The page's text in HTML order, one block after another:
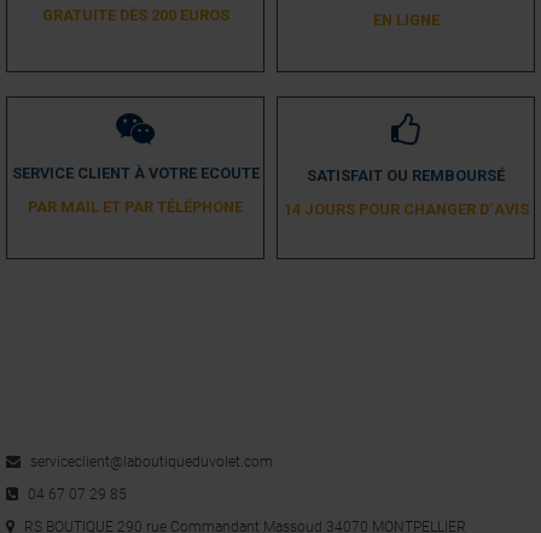
GRATUITE DÈS 200 EUROS
EN LIGNE
SERVICE CLIENT À VOTRE ECOUTE
PAR MAIL ET PAR TÉLÉPHONE
SATISFAIT OU REMBOURSÉ
14 JOURS POUR CHANGER D´AVIS
serviceclient@laboutiqueduvolet.com
04 67 07 29 85
RS BOUTIQUE 290 rue Commandant Massoud 34070 MONTPELLIER